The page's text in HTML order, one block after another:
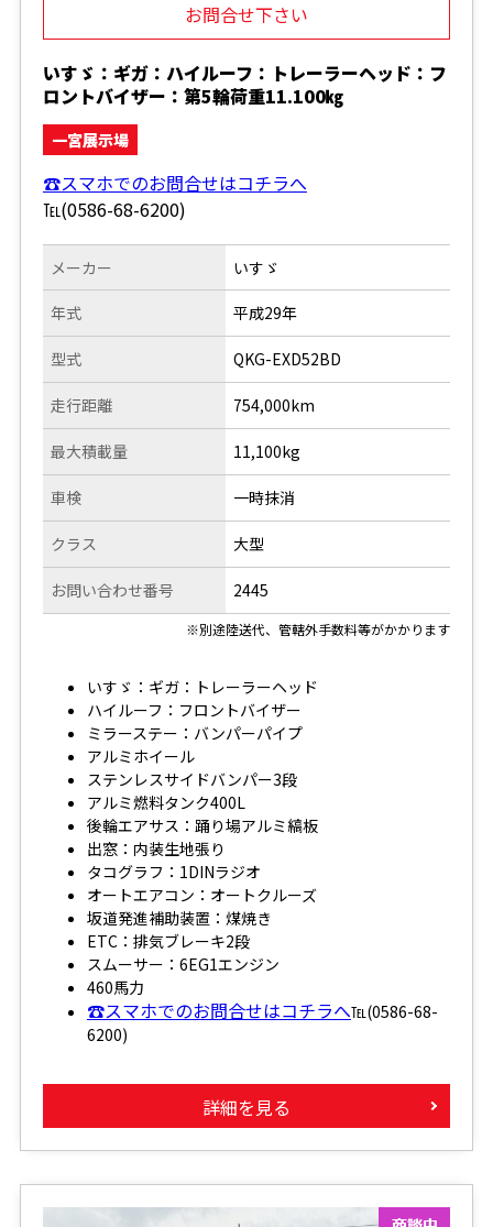
お問合せ下さい
いすゞ：ギガ：ハイルーフ：トレーラーヘッド：フ
ロントバイザー：第5輪荷重11.100㎏
一宮展示場
☎スマホでのお問合せはコチラへ
℡(0586-68-6200)
メーカー
年式
型式
走行距離
いすゞ
平成29年
QKG-EXD52BD
754,000km
最大積載量
車検
クラス
お問い合わせ番号
11,100kg
一時抹消
大型
2445
※別途陸送代、管轄外手数料等がかかります
いすゞ：ギガ：トレーラーヘッド
ハイルーフ：フロントバイザー
ミラーステー：バンパーパイプ
アルミホイール
ステンレスサイドバンパー3段
アルミ燃料タンク400L
後輪エアサス：踊り場アルミ縞板
出窓：内装生地張り
タコグラフ：1DINラジオ
オートエアコン：オートクルーズ
坂道発進補助装置：煤焼き
ETC：排気ブレーキ2段
スムーサー：6EG1エンジン
460馬力
☎スマホでのお問合せはコチラへ℡(0586-68-
6200)
詳細を見る